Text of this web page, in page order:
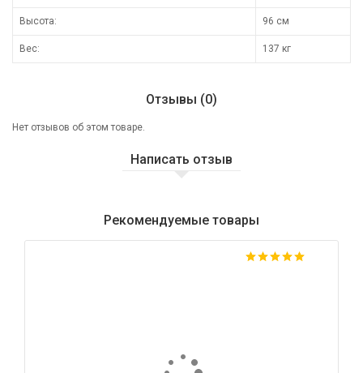
Высота: 96 см
Вес: 137 кг
Отзывы (0)
Нет отзывов об этом товаре.
Написать отзыв
Рекомендуемые товары